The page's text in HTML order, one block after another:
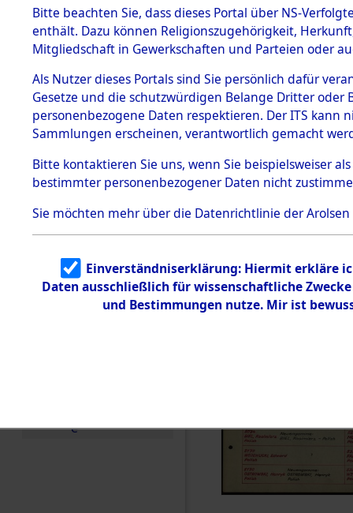
BESTÄNDE
1.
mente
5. Verschiedenes
5.3
Todesmärsche
5.3.1 Alliierte
Erhebungen
zu
Todesmärsch
en
5.3.2
Identifizierun
g
5.3.3
Todesmärsch
e
Dead -
Branch -
0005
Bitte beachten Sie, dass dieses Portal über NS-
enthält. Dazu können Religionszugehörigkeit,
Mitgliedschaft in Gewerkschaften und Parteien oder
Als Nutzer dieses Portals sind Sie persönlich dafür
Gesetze und die schutzwürdigen Belange Dritter
personenbezogene Daten respektieren. Der ITS
Sammlungen erscheinen, verantwortlich gemacht
Bitte kontaktieren Sie uns, wenn Sie beispielsweiser
bestimmter personenbezogener Daten nicht
Sie möchten mehr über die Datenrichtlinie der Arolsen
Einverständniserklärung: Hiermit erkläre
Daten ausschließlich für wissenschaftliche
und Bestimmungen nutze. Mir ist